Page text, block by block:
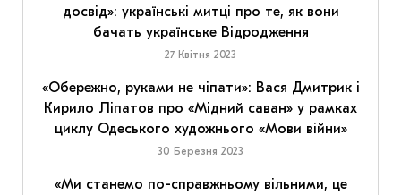
досвід»: українські митці про те, як вони
бачать українське Відродження
27 Квітня 2023
«Обережно, руками не чіпати»: Вася Дмитрик і
Кирило Ліпатов про «Мідний саван» у рамках
циклу Одеського художнього «Мови війни»
30 Березня 2023
«Ми станемо по-справжньому вільними, це